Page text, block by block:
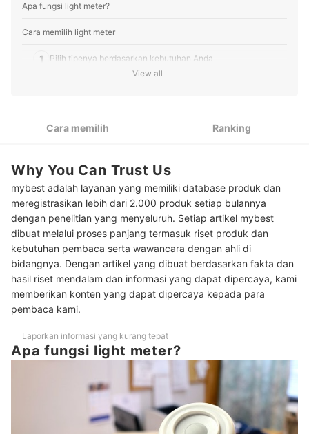
Apa fungsi light meter?
Cara memilih light meter
1 Pilih tipenya berdasarkan kebutuhan Anda
4 Cari produk yang baterainya sesuai dengan pemakaian Anda
10 Rekomendasi light meter terbaik
Cara menggunakan light meter untuk fotografi
Baca juga rekomendasi produk pendukung fotografi lainnya disini
View all
Cara memilih Ranking
Why You Can Trust Us
mybest adalah layanan yang memiliki database produk dan
meregistrasikan lebih dari 2.000 produk setiap bulannya
dengan penelitian yang menyeluruh. Setiap artikel mybest
dibuat melalui proses panjang termasuk riset produk dan
kebutuhan pembaca serta wawancara dengan ahli di
bidangnya. Dengan artikel yang dibuat berdasarkan fakta dan
hasil riset mendalam dan informasi yang dapat dipercaya, kami
memberikan konten yang dapat dipercaya kepada para
pembaca kami.
Laporkan informasi yang kurang tepat
Apa fungsi light meter?